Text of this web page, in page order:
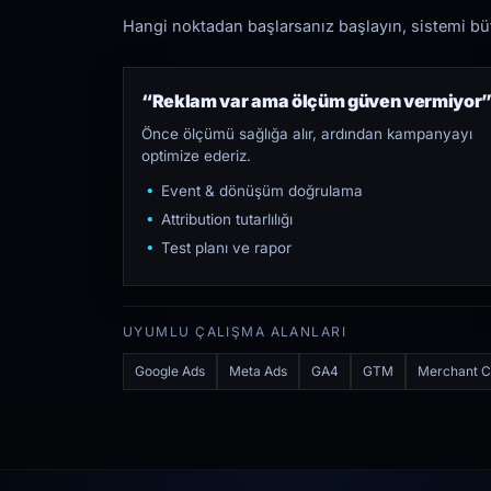
Hangi noktadan başlarsanız başlayın, sistemi
“Reklam var ama ölçüm güven
Önce ölçümü sağlığa alır, ardından kampanyayı
optimize ederiz.
Event & dönüşüm doğrulama
Attribution tutarlılığı
Test planı ve rapor
UYUMLU ÇALIŞMA ALANLARI
Google Ads Meta Ads GA4 GTM Merchant